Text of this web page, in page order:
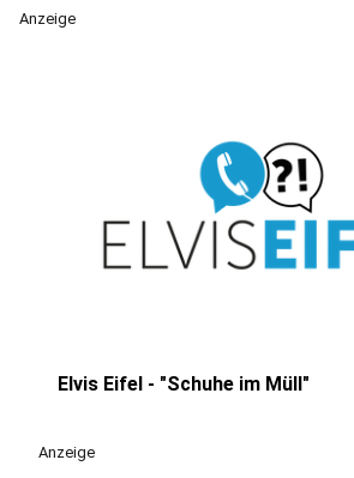
Anzeige
Elvis Eifel - "Schuhe im Müll"
Anzeige